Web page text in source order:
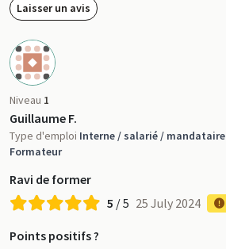
Laisser un avis
Niveau 1
Guillaume F.
Type d'emploi Interne / salarié / mandataire
Formateur
Ravi de former
5 / 5 25 July 2024
Points positifs ?